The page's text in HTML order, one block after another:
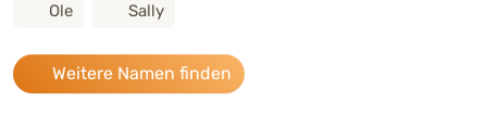
Ole Sally
Weitere Namen finden